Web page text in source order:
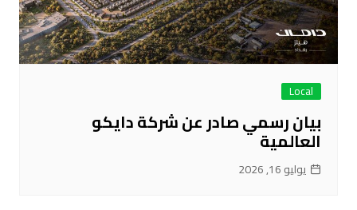
Local
بيان رسمي صادر عن شركة دايكو
العالمية
يوليو 16, 2026